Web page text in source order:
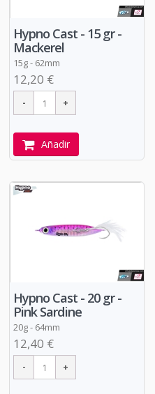
Hypno Cast - 15 gr -
Mackerel
15g - 62mm
12,20 €
Añadir
Hypno Cast - 20 gr -
Pink Sardine
20g - 64mm
12,40 €